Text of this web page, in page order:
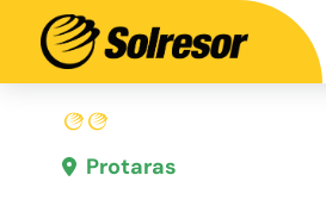
Protaras